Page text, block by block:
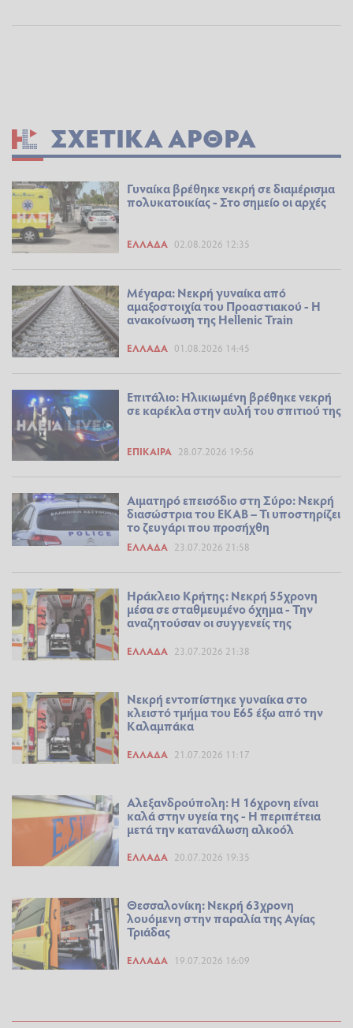
ΣΧΕΤΙΚΆ ΆΡΘΡΑ
Γυναίκα βρέθηκε νεκρή σε διαμέρισμα
πολυκατοικίας - Στο σημείο οι αρχές
ΕΛΛΆΔΑ 02.08.2026 12:35
Μέγαρα: Νεκρή γυναίκα από
αμαξοστοιχία του Προαστιακού - Η
ανακοίνωση της Hellenic Train
ΕΛΛΆΔΑ 01.08.2026 14:45
Επιτάλιο: Ηλικιωμένη βρέθηκε νεκρή
σε καρέκλα στην αυλή του σπιτιού της
ΕΠΊΚΑΙΡΑ 28.07.2026 19:56
Αιματηρό επεισόδιο στη Σύρο: Νεκρή
διασώστρια του ΕΚΑΒ – Τι υποστηρίζει
το ζευγάρι που προσήχθη
ΕΛΛΆΔΑ 23.07.2026 21:58
Ηράκλειο Κρήτης: Νεκρή 55χρονη
μέσα σε σταθμευμένο όχημα - Την
αναζητούσαν οι συγγενείς της
ΕΛΛΆΔΑ 23.07.2026 21:38
Νεκρή εντοπίστηκε γυναίκα στο
κλειστό τμήμα του Ε65 έξω από την
Καλαμπάκα
ΕΛΛΆΔΑ 21.07.2026 11:17
Αλεξανδρούπολη: Η 16χρονη είναι
καλά στην υγεία της - Η περιπέτεια
μετά την κατανάλωση αλκοόλ
ΕΛΛΆΔΑ 20.07.2026 19:35
Θεσσαλονίκη: Νεκρή 63χρονη
λουόμενη στην παραλία της Αγίας
Τριάδας
ΕΛΛΆΔΑ 19.07.2026 16:09